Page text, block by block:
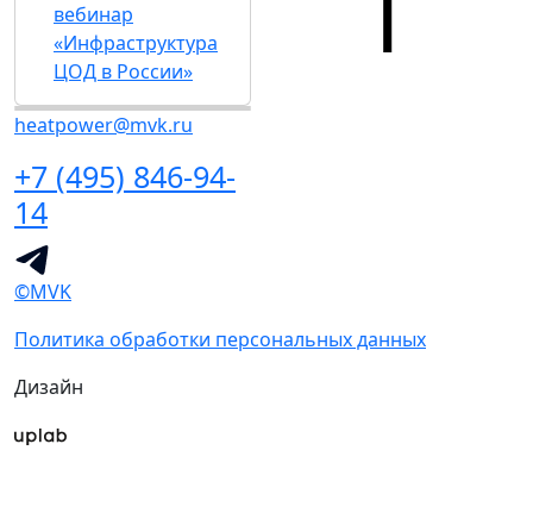
вебинар
«Инфраструктура
ЦОД в России»
heatpower@mvk.ru
+7 (495) 846-94-
14
©MVK
Политика обработки персональных данных
Дизайн